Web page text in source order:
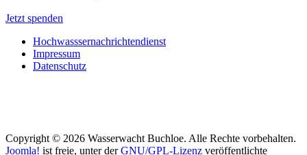
Jetzt spenden
Hochwasssernachrichtendienst
Impressum
Datenschutz
Copyright © 2026 Wasserwacht Buchloe. Alle Rechte vorbehalten.
Joomla! ist freie, unter derGNU/GPL-Lizenz veröffentlichte